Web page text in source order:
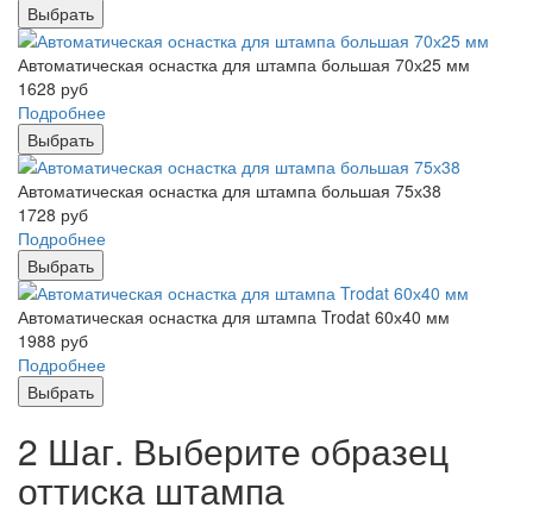
Выбрать
Автоматическая оснастка для штампа большая 70х25 мм
1628 руб
Подробнее
Выбрать
Автоматическая оснастка для штампа большая 75х38
1728 руб
Подробнее
Выбрать
Автоматическая оснастка для штампа Trodat 60х40 мм
1988 руб
Подробнее
Выбрать
2 Шаг. Выберите образец
оттиска штампа